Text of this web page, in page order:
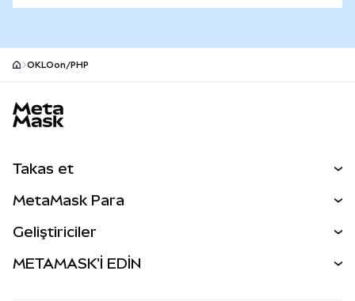
OKLOon/PHP
Takas et
Perps
RWA'lar
MetaMask Para
Geliştiriciler
METAMASK'İ EDİN